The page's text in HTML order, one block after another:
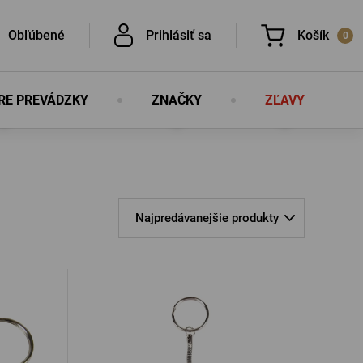
Obľúbené Prihlásiť sa Košík 0
V košíku nemáte nič, nie je to škoda?
PREVÁDZKY ZNAČKY ZĽAVY
Najpredávanejšie produkty